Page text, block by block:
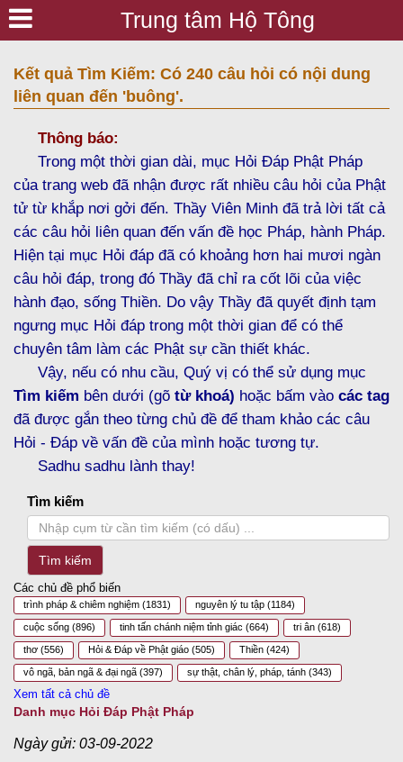
Trung tâm Hộ Tông
Kết quả Tìm Kiếm: Có 240 câu hỏi có nội dung
liên quan đến 'buông'.
Thông báo:
Trong một thời gian dài, mục Hỏi Đáp Phật Pháp
của trang web đã nhận được rất nhiều câu hỏi của Phật
tử từ khắp nơi gởi đến. Thầy Viên Minh đã trả lời tất cả
các câu hỏi liên quan đến vấn đề học Pháp, hành Pháp.
Hiện tại mục Hỏi đáp đã có khoảng hơn hai mươi ngàn
câu hỏi đáp, trong đó Thầy đã chỉ ra cốt lõi của việc
hành đạo, sống Thiền. Do vậy Thầy đã quyết định tạm
ngưng mục Hỏi đáp trong một thời gian để có thể
chuyên tâm làm các Phật sự cần thiết khác.
Vậy, nếu có nhu cầu, Quý vị có thể sử dụng mục
Tìm kiếm bên dưới (gõ từ khoá) hoặc bấm vào các tag
đã được gắn theo từng chủ đề để tham khảo các câu
Hỏi - Đáp về vấn đề của mình hoặc tương tự.
Sadhu sadhu lành thay!
Tìm kiếm
Tìm kiếm
Các chủ đề phổ biến
trình pháp & chiêm nghiệm (1831) nguyên lý tu tập (1184)
cuộc sống (896) tinh tấn chánh niệm tỉnh giác (664) tri ân (618)
thơ (556) Hỏi & Đáp về Phật giáo (505) Thiền (424)
vô ngã, bản ngã & đại ngã (397) sự thật, chân lý, pháp, tánh (343)
Xem tất cả chủ đề
Danh mục Hỏi Đáp Phật Pháp
Ngày gửi: 03-09-2022